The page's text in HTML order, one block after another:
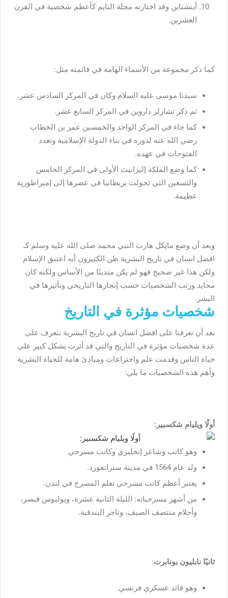
أينشتاين وقد اختارته مجلة التايم كأعظم شخصية في القرن
العشرين.
كما ذكر مجموعة من الأسماء الهامة في قائمته مثل:
سيدنا موسى عليه السلام وكان في المركز السادس عشر.
ثم ذكر تشارلز داروين في المركز السابع عشر.
كما جاء في المركز الواحد والخمسين عمر بن الخطاب
رضي الله عنه لدوره في بناء الدولة الإسلامية وتعدد
الفتوحات في عهده.
كما وضع الملكة إليزابيث الأولى في المركز الخامس
والتسعين التي تحولت بريطانيا في عصرها إلى إمبراطورية
عظيمة.
وبعد أن وضع مايكل هارت النبي محمد صلى الله عليه وسلم كـ
افضل انسان في تاريخ البشرية ظن الكثيرون أنه اعتنق الإسلام
ولكن هذا غير صحيح فهو لم يكن متدينًا من الأساس ولكنه كان
محايد ورتب الشخصيات حسب إنجازها التاريخي وتأثيرها في
البشر.
شخصيات مؤثرة في التاريخ
بعد أن تعرفنا على افضل انسان في تاريخ البشرية نتعرف على
عدة شخصيات مؤثرة في التاريخ والتي قد أثرت بشكل كبير على
حياة الناس وقدمت علم واختراعات ومبادئ هامة للحياة البشرية
وأهم هذه الشخصيات ما يلي:
أولًا ويليام شكسبير:
وهو كاتب وشاعر إنجليزي وكاتب مسرحي.
ولد عام 1564 في مدينة ستراتفورد.
يعتبر أعظم كاتب مسرحي تعلم المسرح في لندن.
من أشهر مسرحياته: الليلة الثانية عشرة، ويوليوس قيصر،
وأحلام منتصف الصيف، وتاجر البندقية.
ثانيًا نابليون بونابرت:
وهو قائد عسكري فرنسي.